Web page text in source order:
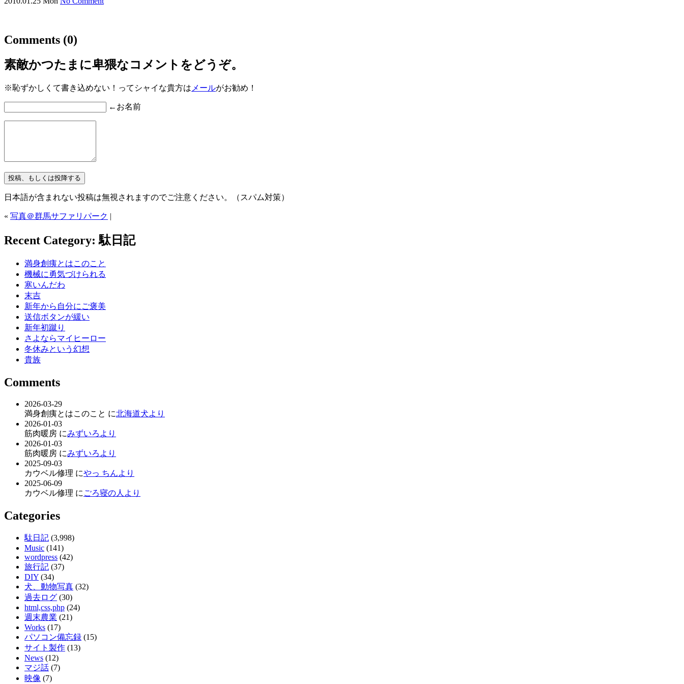
Comments (0)
素敵かつたまに卑猥なコメントをどうぞ。
※恥ずかしくて書き込めない！ってシャイな貴方は メールがお勧め！
←お名前
日本語が含まれない投稿は無視されますのでご注意ください。（スパム対策）
« 写真＠群馬サファリパーク |
Recent Category: 駄日記
満身創痍とはこのこと
機械に勇気づけられる
寒いんだわ
末吉
新年から自分にご褒美
送信ボタンが緩い
新年初蹴り
さよならマイヒーロー
冬休みという幻想
貴族
Comments
2026-03-29
満身創痍とはこのこと に北海道犬より
2026-01-03
筋肉暖房 にみずいろより
2026-01-03
筋肉暖房 にみずいろより
2025-09-03
カウベル修理 にやっ ちんより
2025-06-09
カウベル修理 に ごろ寝の人より
Categories
駄日記 (3,998)
Music (141)
wordpress (42)
旅行記 (37)
DIY (34)
犬、動物写真 (32)
過去ログ (30)
html,css,php (24)
週末農業 (21)
Works (17)
パソコン備忘録 (15)
サイト製作 (13)
News (12)
マジ話 (7)
映像 (7)